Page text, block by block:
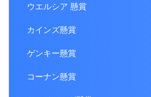
ウエルシア 懸賞
カインズ懸賞
ゲンキー懸賞
コーナン懸賞